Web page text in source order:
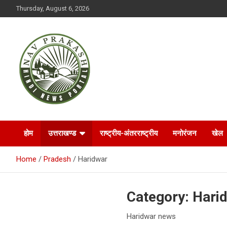
k
n
Thursday, August 6, 2026
NAVPRAKASH
होम उत्तराखण्ड राष्ट्रीय-अंतरराष्ट्रीय मनोरंजन खेल
Home Pradesh Haridwar
Category:
Haridwar news